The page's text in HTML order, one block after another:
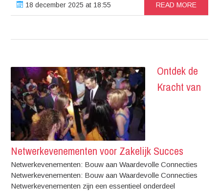
18 december 2025 at 18:55 READ MORE
Ontdek de
Kracht van
Netwerkevenementen voor Zakelijk Succes
Netwerkevenementen: Bouw aan Waardevolle Connecties
Netwerkevenementen: Bouw aan Waardevolle Connecties
Netwerkevenementen zijn een essentieel onderdeel